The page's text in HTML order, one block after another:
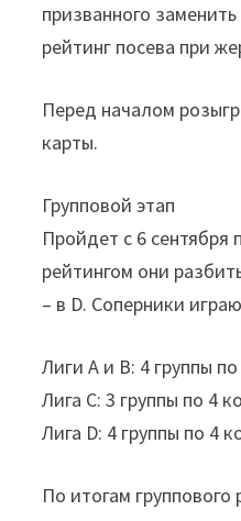
призванного
рейтинг посева при
Перед началом
карты.
Групповой этап
Пройдет с 6 сентября
рейтингом они
– в D. Соперники
Лиги A и B: 4 группы
Лига С: 3 группы по 4
Лига D: 4 группы по 4
По итогам